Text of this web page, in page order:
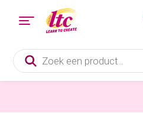
Producten
zoeken